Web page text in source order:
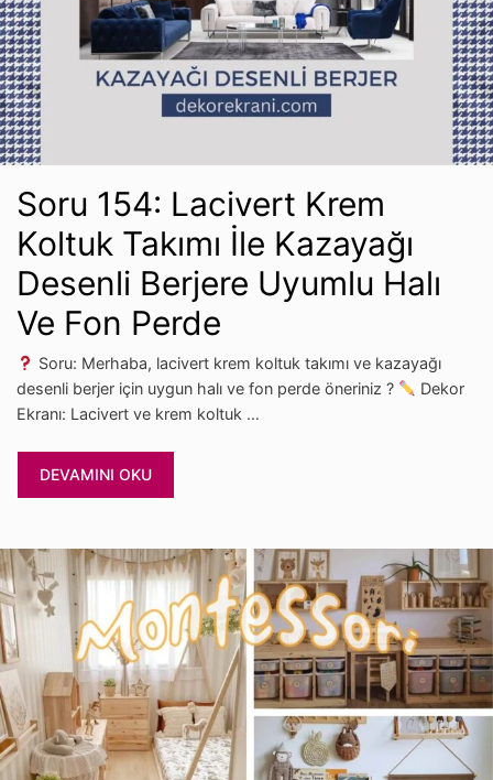
Soru 154: Lacivert Krem
Koltuk Takımı İle Kazayağı
Desenli Berjere Uyumlu Halı
Ve Fon Perde
Soru: Merhaba, lacivert krem koltuk takımı ve kazayağı
desenli berjer için uygun halı ve fon perde öneriniz ?
Dekor
Ekranı: Lacivert ve krem koltuk …
DEVAMINI OKU